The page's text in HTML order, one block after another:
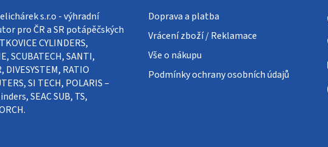
s.r.o - výhradní
pro ČR a SR potápěčských
CYLINDERS,
SCUBATECH, SANTI,
DIVESYSTEM, RATIO
SI TECH, POLARIS –
SEAC SUB, TS,
Doprava a platba
Vrácení zboží / Reklamace
Vše o nákupu
Podmínky ochrany osobních údajů